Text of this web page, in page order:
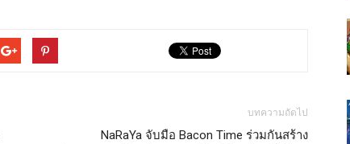
บทความถัดไป
NaRaYa จับมือ Bacon Time ร่วมกันสร้าง